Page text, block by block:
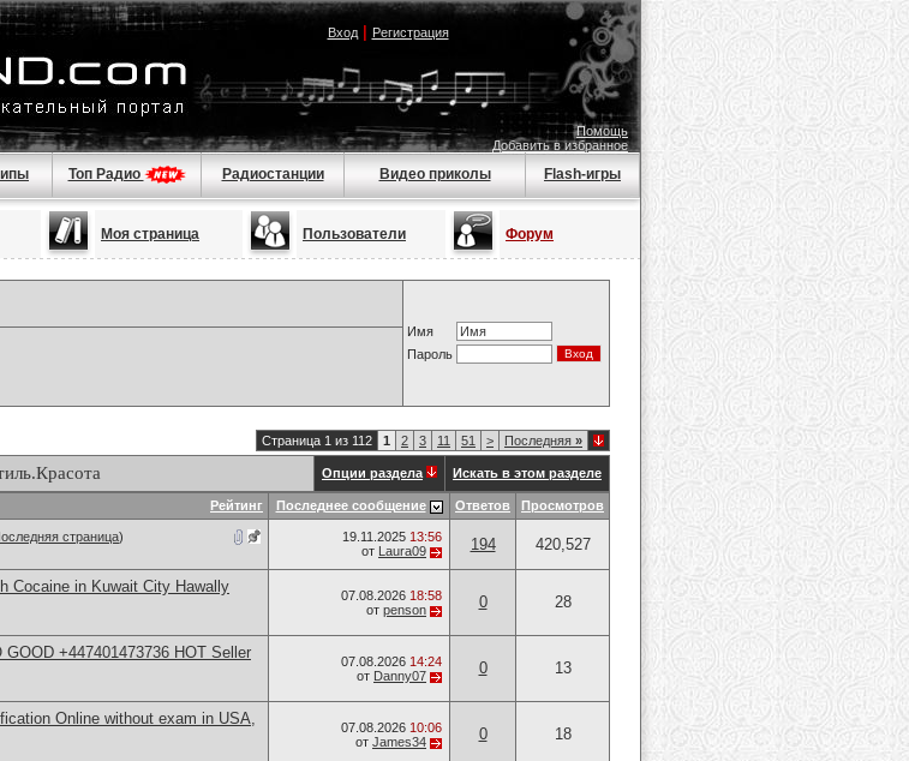
Вход| Регистрация
Помощь
Добавить в избранное
Топ Радио Радиостанции Видео приколы Flash-игры
Моя страница Пользователи Форум
Имя
Пароль
Страница 1 из 112 1 2 3 11 51 > Последняя »
Опции раздела Искать в этом разделе
Рейтинг Последнее сообщение Ответов Просмотров
страница)
19.11.2025 13:56
от Laura09 194 420,527
Cocaine in Kuwait City Hawally
07.08.2026 18:58
от penson 0 28
+447401473736 HOT Seller
07.08.2026 14:24
от Danny07 0 13
Online without exam in USA,
07.08.2026 10:06
от James34 0 18